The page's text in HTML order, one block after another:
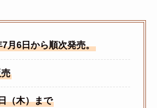
月6日から順次発売。
（木）まで